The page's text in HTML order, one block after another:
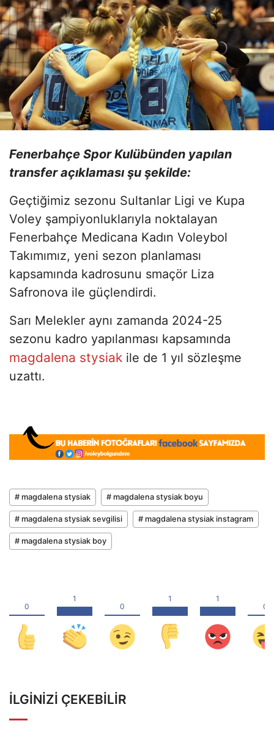
Fenerbahçe Spor Kulübünden yapılan
transfer açıklaması şu şekilde:
Geçtiğimiz sezonu Sultanlar Ligi ve Kupa
Voley şampiyonluklarıyla noktalayan
Fenerbahçe Medicana Kadın Voleybol
Takımımız, yeni sezon planlaması
kapsamında kadrosunu smaçör Liza
Safronova ile güçlendirdi.
Sarı Melekler aynı zamanda 2024-25
sezonu kadro yapılanması kapsamında
magdalena stysiak ile de 1 yıl sözleşme
uzattı.
# magdalena stysiak # magdalena stysiak boyu
# magdalena stysiak sevgilisi # magdalena stysiak instagram
# magdalena stysiak boy
İLGINIZI ÇEKEBILIR